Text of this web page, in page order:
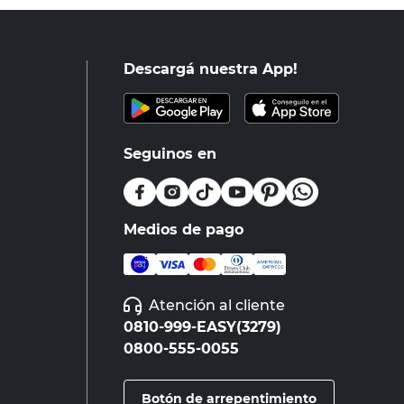
Descargá nuestra App!
Seguinos en
Medios de pago
Atención al cliente
0810-999-EASY(3279)
0800-555-0055
Botón de arrepentimiento